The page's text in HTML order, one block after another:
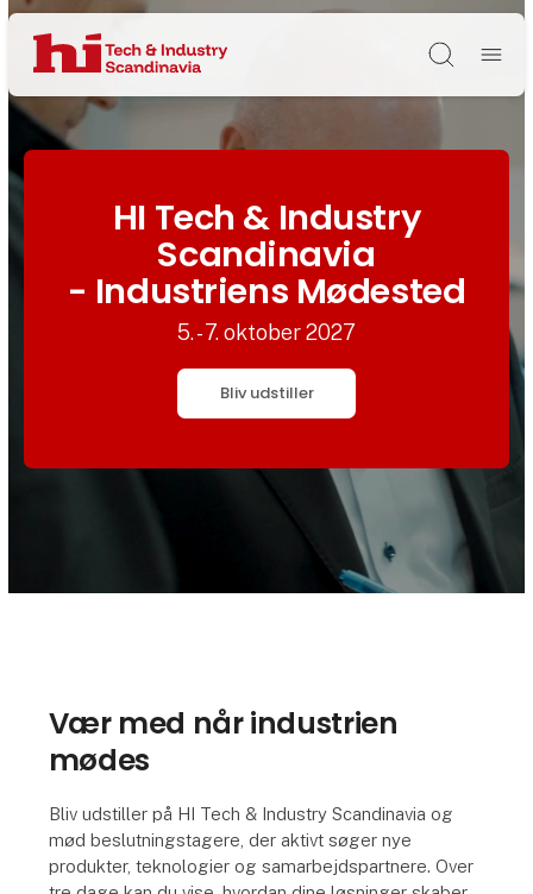
Søg
HI Tech & Industry
Scandinavia
- Industriens Mødested
5. - 7. oktober 2027
Bliv udstiller
Vær med når industrien
mødes
Bliv udstiller på HI Tech & Industry Scandinavia og
mød beslutningstagere, der aktivt søger nye
produkter, teknologier og samarbejdspartnere. Over